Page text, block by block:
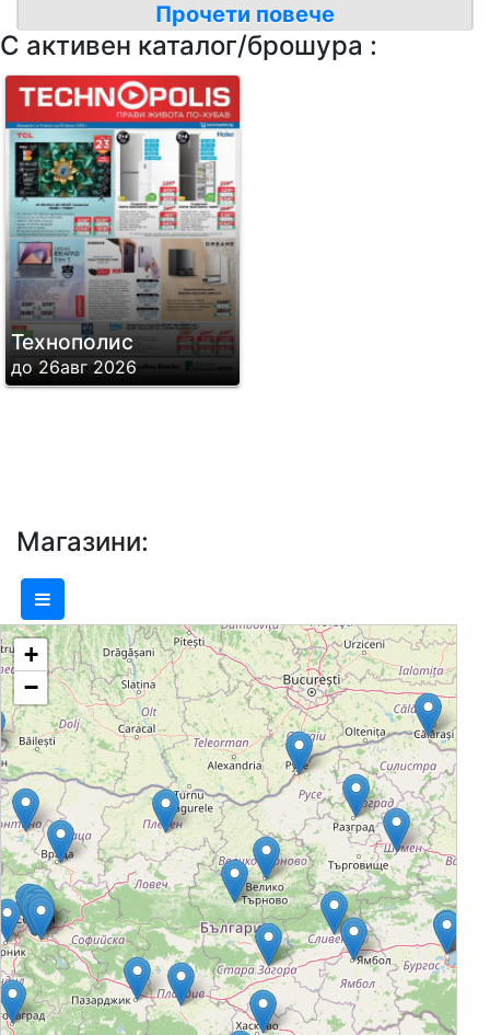
Първият ТЕХНОПОЛИС отваря врати
през 2001 г., а днес вече, компанията
управлява 33 хипермаркета в 25
големи града на България. Седем от
обектите са в София, в столичните
квартали Младост, Люлин и Надежда,
и в моловете Сердика Център София,
The Mall, Bulgaria Mall и Paradise
Center, а останалите са в Пловдив,
Варна, Русе, Бургас, Стара Загора,
Плевен, Велико Търново, Враца,
Шумен, Сливен, Благоевград, Добрич,
потребителите ще намерят над 25
000 уреди и аксесоари за дома, офиса
и автомобила. Хипермаркетите от
веригата са обзаведени и подредени
с идеята да са уютни и удобни за
клиентите. Продуктите са лесно
достъпни и изложени така, че
посетителите да имат възможност да
докоснат, да хванат в ръка и да
разгледат различните уреди. По този
начин, те могат да се запознаят с
продукта още преди покупката и по-
лесно да изберат това, което им
допада най-много. ТЕХНОПОЛИС
събира под един покрив всичко от
Прочети повече
С активен каталог/брошура :
Технополис
до 26авг 2026
Магазини:
+
−